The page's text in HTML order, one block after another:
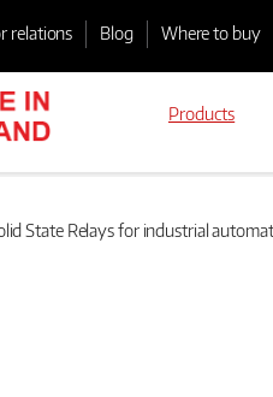
relations Blog Where to buy
Products
State Relays for industrial